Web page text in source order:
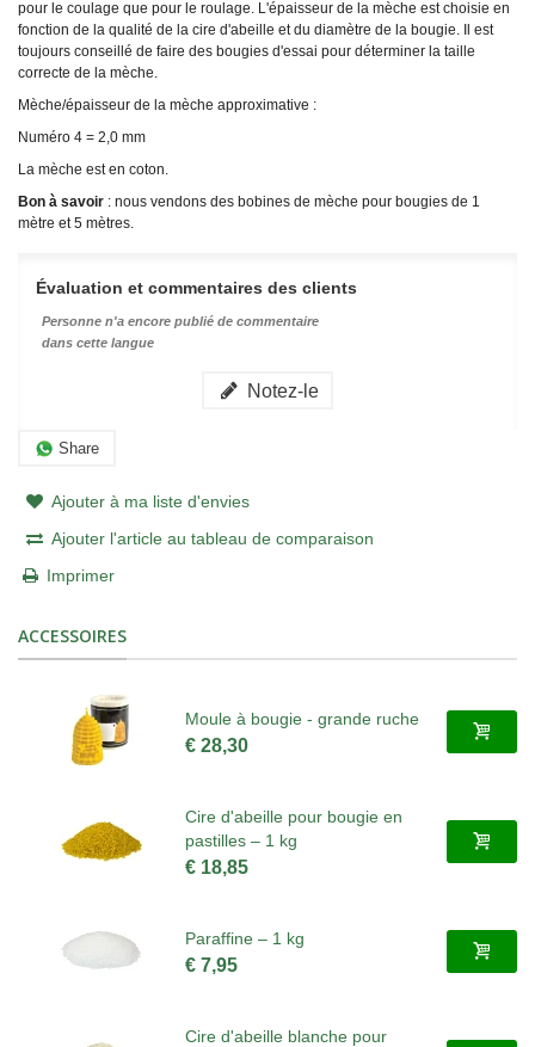
pour le coulage que pour le roulage. L'épaisseur de la mèche est choisie en
fonction de la qualité de la cire d'abeille et du diamètre de la bougie. Il est
toujours conseillé de faire des bougies d'essai pour déterminer la taille
correcte de la mèche.
Mèche/épaisseur de la mèche approximative :
Numéro 4 = 2,0 mm
La mèche est en coton.
Bon à savoir : nous vendons des bobines de mèche pour bougies de 1
mètre et 5 mètres.
Évaluation et commentaires des clients
Personne n'a encore publié de commentaire
dans cette langue
Notez-le
Share
Ajouter à ma liste d'envies
Ajouter l'article au tableau de comparaison
Imprimer
ACCESSOIRES
Moule à bougie - grande ruche
€ 28,30
Cire d'abeille pour bougie en
pastilles – 1 kg
€ 18,85
Paraffine – 1 kg
€ 7,95
Cire d'abeille blanche pour